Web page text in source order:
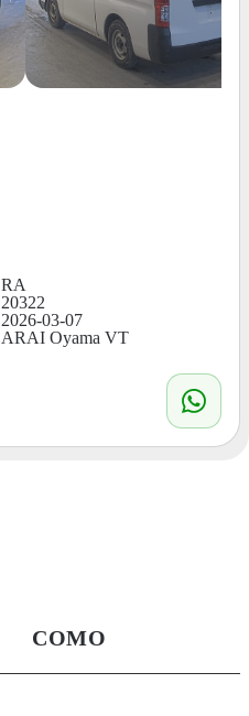
RA
20322
2026-03-07
ARAI Oyama VT
COMO